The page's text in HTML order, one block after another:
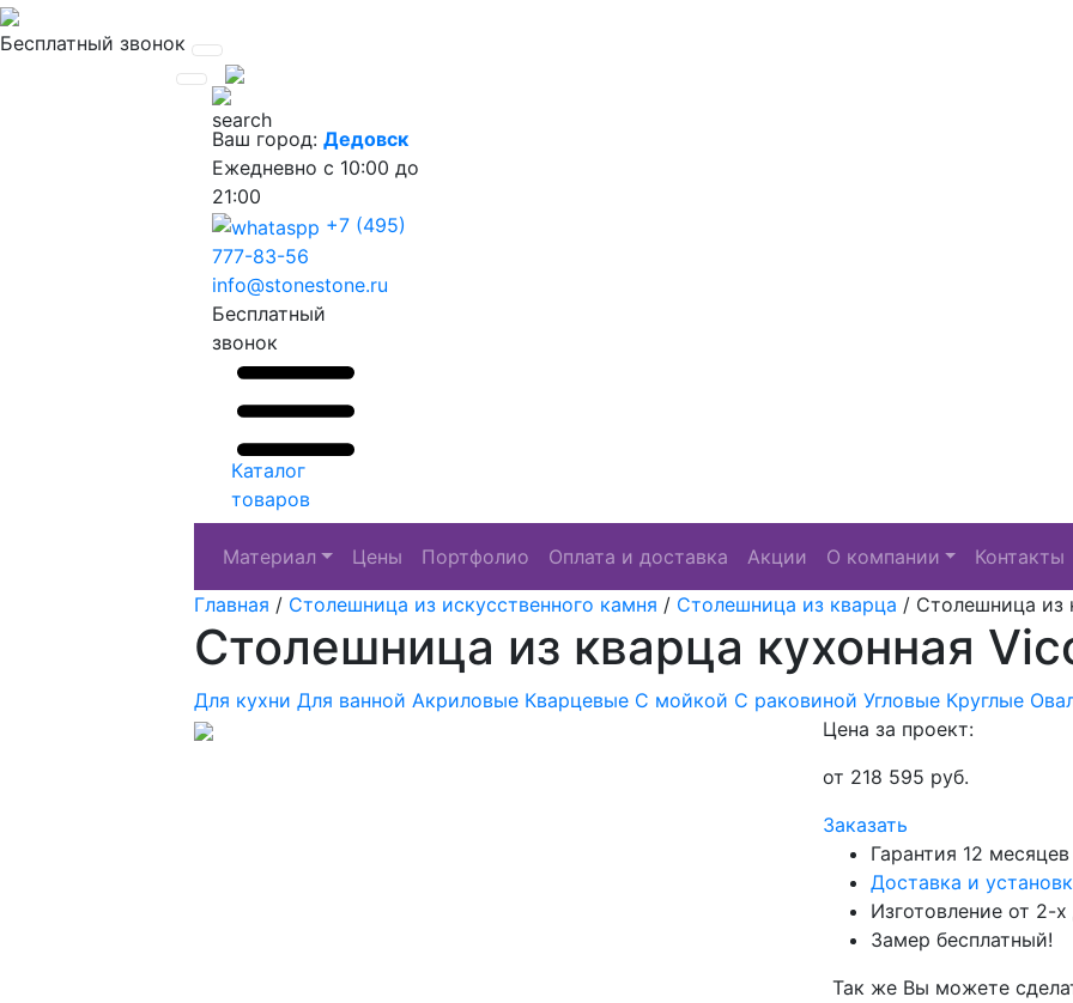
Бесплатный звонок
Ваш город: Дедовск
Ежедневно с 10:00 до
21:00
+7 (495)
777-83-56
info@stonestone.ru
Бесплатный
звонок
Каталог
товаров
Материал Цены Портфолио Оплата и доставка Акции О компании
Контакты
Главная / Столешница из искусственного камня / Столешница из кварца / Столешница из
Столешница из кварца кухонная
Для кухни Для ванной Акриловые Кварцевые С мойкой С раковиной Угловые Круглые
Цена за проект:
от 218 595 руб.
Заказать
Гарантия 12 месяцев
Доставка и
Изготовление от 2-х
Замер бесплатный!
Так же Вы можете